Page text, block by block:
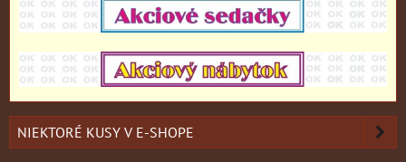
NIEKTORÉ KUSY V E-SHOPE